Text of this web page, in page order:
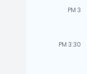
3 PM
3:30 PM